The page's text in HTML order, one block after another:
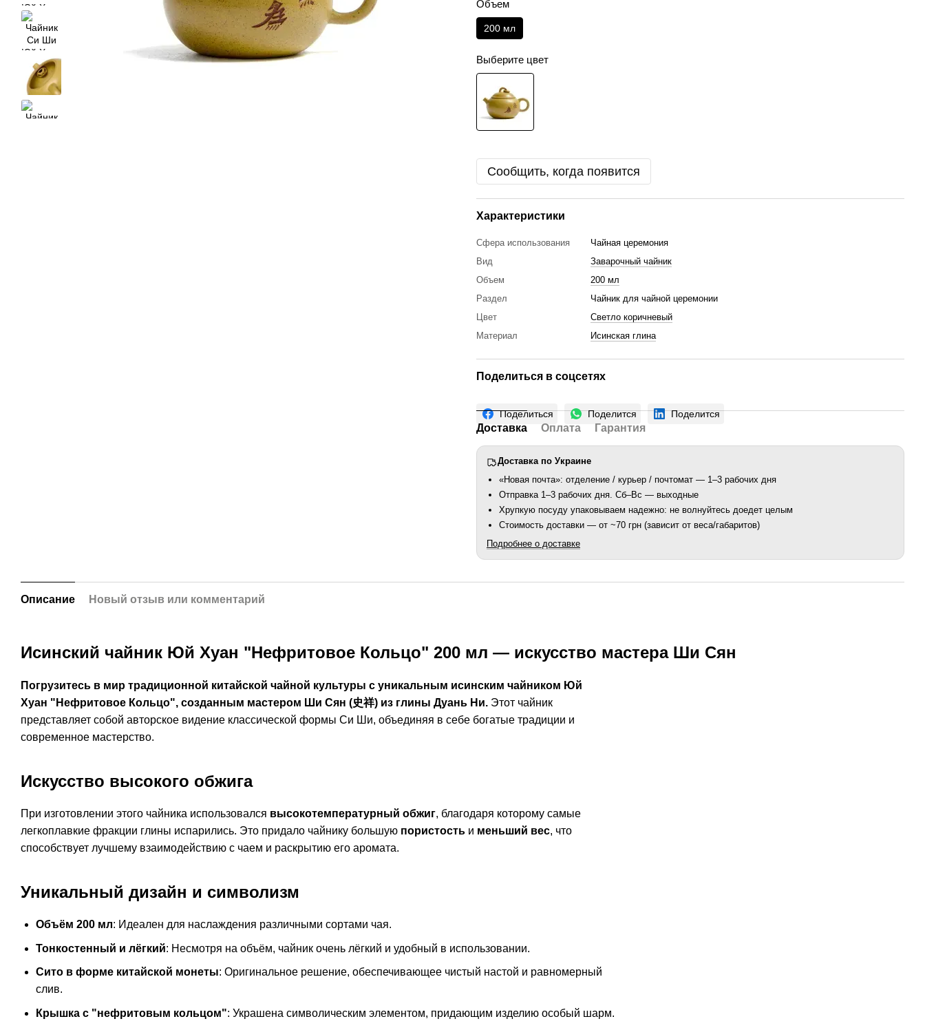
Объем
200 мл
Выберите цвет
Сообщить, когда появится
Характеристики
Сфера использования
Чайная церемония
Вид
Заварочный чайник
Объем
200 мл
Раздел
Чайник для чайной церемонии
Цвет
Светло коричневый
Материал
Исинская глина
Поделиться в соцсетях
Поделиться Поделится Поделится
Доставка Оплата Гарантия
Доставка по Украине
«Новая почта»: отделение / курьер / почтомат — 1–3 рабочих дня
Отправка 1–3 рабочих дня. Сб–Вс — выходные
Хрупкую посуду упаковываем надежно: не волнуйтесь доедет целым
Стоимость доставки — от ~70 грн (зависит от веса/габаритов)
Подробнее о доставке
Описание Новый отзыв или комментарий
Исинский чайник Юй Хуан "Нефритовое Кольцо" 200 мл — искусство мастера Ши Сян
Погрузитесь в мир традиционной китайской чайной культуры с уникальным исинским чайником Юй
Хуан "Нефритовое Кольцо", созданным мастером Ши Сян (史祥) из глины Дуань Ни. Этот чайник
представляет собой авторское видение классической формы Си Ши, объединяя в себе богатые традиции и
современное мастерство.
Искусство высокого обжига
При изготовлении этого чайника использовался высокотемпературный обжиг, благодаря которому самые
легкоплавкие фракции глины испарились. Это придало чайнику большую пористость и меньший вес, что
способствует лучшему взаимодействию с чаем и раскрытию его аромата.
Уникальный дизайн и символизм
Объём 200 мл: Идеален для наслаждения различными сортами чая.
Тонкостенный и лёгкий: Несмотря на объём, чайник очень лёгкий и удобный в использовании.
Сито в форме китайской монеты: Оригинальное решение, обеспечивающее чистый настой и равномерный
слив.
Крышка с "нефритовым кольцом": Украшена символическим элементом, придающим изделию особый шарм.